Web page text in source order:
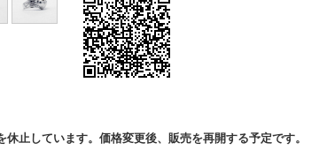
止しています。価格変更後、販売を再開する予定です。